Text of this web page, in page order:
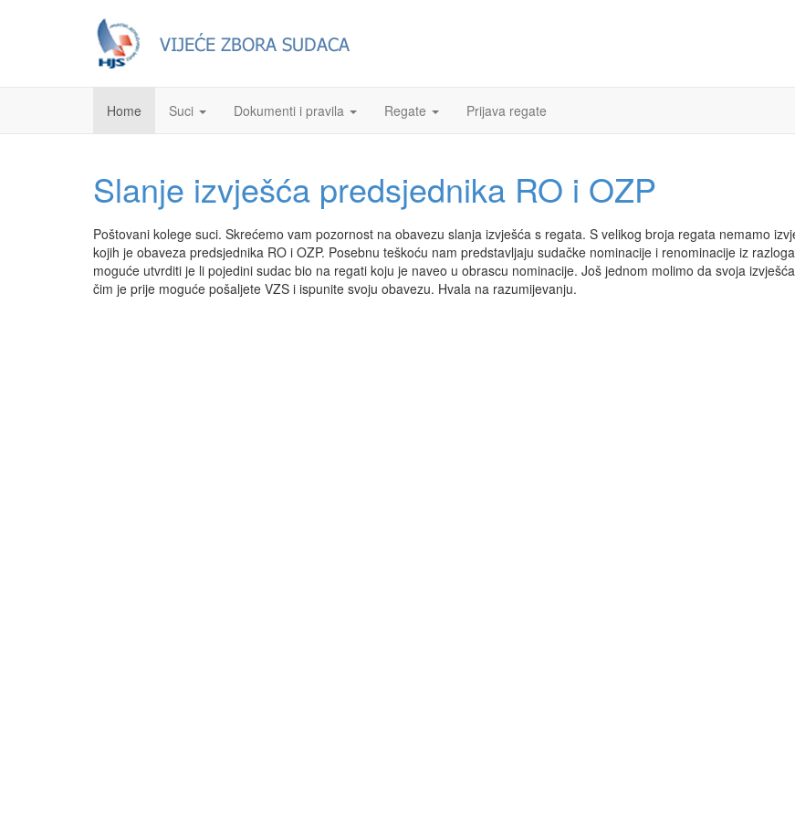
Home Suci Dokumenti i pravila Regate Prijava regate
Slanje izvješća predsjednika RO i OZP
Poštovani kolege suci. Skrećemo vam pozornost na obavezu slanja izvješća s regata. S velikog broja regata nemamo
kojih je obaveza predsjednika RO i OZP. Posebnu teškoću nam predstavljaju sudačke nominacije i renominacije iz
moguće utvrditi je li pojedini sudac bio na regati koju je naveo u obrascu nominacije. Još jednom molimo da svoja
čim je prije moguće pošaljete VZS i ispunite svoju obavezu. Hvala na razumijevanju.